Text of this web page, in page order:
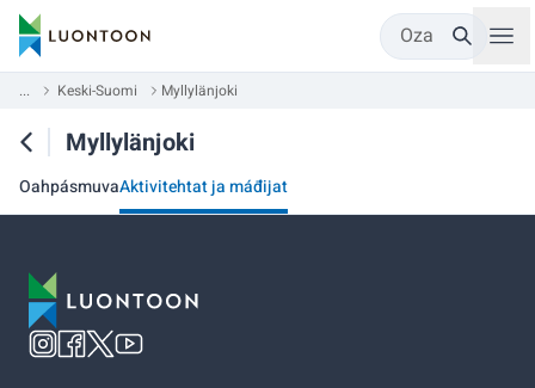
Oza
... Keski-Suomi Myllylänjoki
Myllylänjoki
OahpásmuvaAktivitehtat ja máđijat